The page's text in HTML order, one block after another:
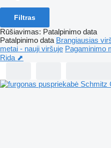
Filtras
Rūšiavimas: Patalpinimo data
Patalpinimo data Brangiausias
metai - nauji viršuje Pagaminimo
Rida ⬈